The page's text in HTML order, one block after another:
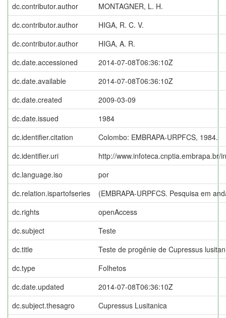
dc.contributor.author
MONTAGNER, L. H.
dc.contributor.author
HIGA, R. C. V.
dc.contributor.author
HIGA, A. R.
dc.date.accessioned
2014-07-08T06:36:10Z
dc.date.available
2014-07-08T06:36:10Z
dc.date.created
2009-03-09
dc.date.issued
1984
dc.identifier.citation
Colombo: EMBRAPA-URPFCS, 1984.
dc.identifier.uri
http://www.infoteca.cnptia.embrapa.br/
dc.language.iso
por
dc.relation.ispartofseries
(EMBRAPA-URPFCS. Pesquisa em
dc.rights
openAccess
dc.subject
Teste
dc.title
Teste de progênie de Cupressus
dc.type
Folhetos
dc.date.updated
2014-07-08T06:36:10Z
dc.subject.thesagro
Cupressus Lusitanica